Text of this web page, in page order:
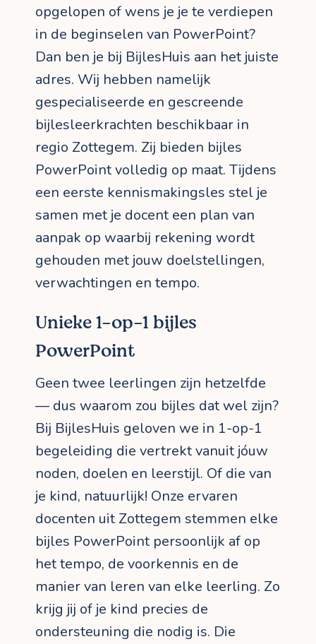
opgelopen of wens je je te verdiepen
in de beginselen van PowerPoint?
Dan ben je bij BijlesHuis aan het juiste
adres. Wij hebben namelijk
gespecialiseerde en gescreende
bijlesleerkrachten beschikbaar in
regio Zottegem. Zij bieden bijles
PowerPoint volledig op maat. Tijdens
een eerste kennismakingsles stel je
samen met je docent een plan van
aanpak op waarbij rekening wordt
gehouden met jouw doelstellingen,
verwachtingen en tempo.
Unieke 1-op-1 bijles
PowerPoint
Geen twee leerlingen zijn hetzelfde
— dus waarom zou bijles dat wel zijn?
Bij BijlesHuis geloven we in 1-op-1
begeleiding die vertrekt vanuit jóuw
noden, doelen en leerstijl. Of die van
je kind, natuurlijk! Onze ervaren
docenten uit Zottegem stemmen elke
bijles PowerPoint persoonlijk af op
het tempo, de voorkennis en de
manier van leren van elke leerling. Zo
krijg jij of je kind precies de
ondersteuning die nodig is. Die